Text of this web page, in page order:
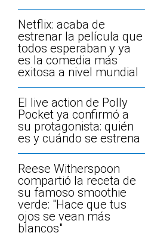
Netflix: acaba de
estrenar la película que
todos esperaban y ya
es la comedia más
exitosa a nivel mundial
El live action de Polly
Pocket ya confirmó a
su protagonista: quién
es y cuándo se estrena
Reese Witherspoon
compartió la receta de
su famoso smoothie
verde: "Hace que tus
ojos se vean más
blancos"